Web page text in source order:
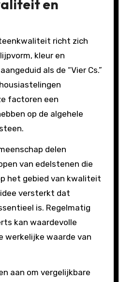
en
richt zich
kleur en
als de “Vier Cs.”
factoren een
op de algehele
delen
van edelstenen die
het gebied van kwaliteit
versterkt dat
is. Regelmatig
kan waardevolle
werkelijke waarde van
aan om vergelijkbare